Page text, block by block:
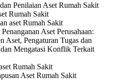
Penilaian Aset Rumah Sakit
Rumah Sakit
aset Rumah Sakit
Aset Perusahaan:
Aset, Pengaturan Tugas dan
Mengatasi Konflik Terkait
Rumah Sakit
Aset Rumah Sakit